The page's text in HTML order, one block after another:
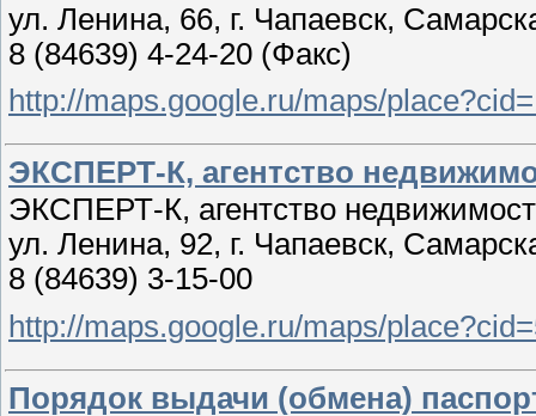
ул. Ленина, 66, г. Чапаевск,
8 (84639) 4-24-20 (Факс)
http://maps.google.ru/maps/
ЭКСПЕРТ-К, агентство
ЭКСПЕРТ-К, агентство
ул. Ленина, 92, г. Чапаевск,
8 (84639) 3-15-00
http://maps.google.ru/maps/
Порядок выдачи (обмена)